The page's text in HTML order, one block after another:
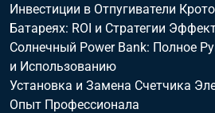
Инвестиции в Отпугиватели
Батареях: ROI и Стратегии
Солнечный Power Bank: Полное
и Использованию
Установка и Замена Счетчика
Опыт Профессионала